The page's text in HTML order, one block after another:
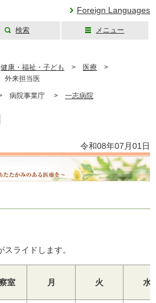
Foreign Languages
検索 メニュー
健康・福祉・子ども > 医療 >
外来担当医
病院事業庁 > 一志病院
令和08年07月01日
ライドします。
室 月 火 水